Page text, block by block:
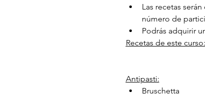
Las recetas
número de
Podrás adquirir
Recetas de este curso:
Antipasti:
Bruschetta